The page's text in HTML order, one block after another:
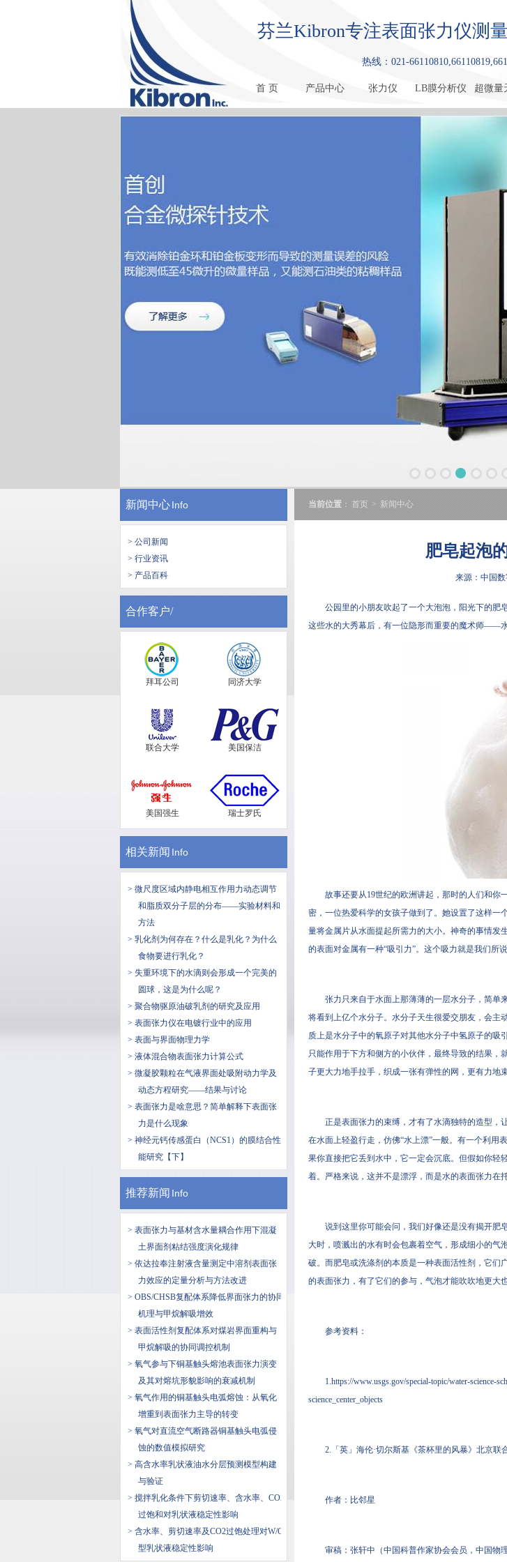
芬兰Kibron专注表面张力仪测
热线：021-
首 页 产品中心 张力仪 LB膜分析仪 超微量
新闻中心Info
> 公司新闻
> 行业资讯
> 产品百科
合作客户/
拜耳公司 同济大学
联合大学 美国保洁
美国强生 瑞士罗氏
相关新闻 Info
> 微尺度区域内静电相互作用力动态调节
和脂质双分子层的分布——实验材料和
方法
> 乳化剂为何存在？什么是乳化？为什么
食物要进行乳化？
> 失重环境下的水滴则会形成一个完美的
圆球，这是为什么呢？
> 聚合物驱原油破乳剂的研究及应用
> 表面张力仪在电镀行业中的应用
> 表面与界面物理力学
> 液体混合物表面张力计算公式
> 微凝胶颗粒在气液界面处吸附动力学及
动态方程研究——结果与讨论
> 表面张力是啥意思？简单解释下表面张
力是什么现象
> 神经元钙传感蛋白（NCS1）的膜结合性
能研究【下】
推荐新闻 Info
> 表面张力与基材含水量耦合作用下混凝
土界面剂粘结强度演化规律
> 依达拉奉注射液含量测定中溶剂表面张
力效应的定量分析与方法改进
> OBS/CHSB复配体系降低界面张力的协同
机理与甲烷解吸增效
> 表面活性剂复配体系对煤岩界面重构与
甲烷解吸的协同调控机制
> 氧气参与下铜基触头熔池表面张力演变
及其对熔坑形貌影响的衰减机制
> 氧气作用的铜基触头电弧熔蚀：从氧化
增重到表面张力主导的转变
> 氧气对直流空气断路器铜基触头电弧侵
蚀的数值模拟研究
> 高含水率乳状液油水分层预测模型构建
与验证
> 搅拌乳化条件下剪切速率、含水率、CO2
过饱和对乳状液稳定性影响
> 含水率、剪切速率及CO2过饱处理对W/O
型乳状液稳定性影响
当前位置 ： 首页 > 新闻中心
肥皂起泡
来源：中国
公园里的小朋友吹起了一个大泡泡，阳光下的肥
这些水的大秀幕后，有一位隐形而重要的魔术师——水
故事还要从19世纪的欧洲讲起，那时的人们和你
密，一位热爱科学的女孩子做到了。她设置了这样一
量将金属片从水面提起所需力的大小。神奇的事情发
的表面对金属有一种“吸引力”。这个吸力就是我们所
张力只来自于水面上那薄薄的一层水分子，简单
将看到上亿个水分子。水分子天生很爱交朋友，会
质上是水分子中的氧原子对其他水分子中氢原子的吸
只能作用于下方和侧方的小伙伴，最终导致的结果
子更大力地手拉手，织成一张有弹性的网，更有力地
正是表面张力的束缚，才有了水滴独特的造型，
在水面上轻盈行走，仿佛“水上漂”一般。有一个利用
果你直接把它丢到水中，它一定会沉底。但假如你轻
着。严格来说，这并不是漂浮，而是水的表面张力在
说到这里你可能会问，我们好像还是没有揭开肥
大时，喷溅出的水有时会包裹着空气，形成细小的
破。而肥皂或洗涤剂的本质是一种表面活性剂，它们
的表面张力，有了它们的参与，气泡才能吹吹地更大也
参考资料：
1.https://www.usgs.gov/special-topic/water-science-
science_center_objects
2.「英」海伦·切尔斯基《茶杯里的风暴》北京联
作者：比邻星
审稿：张轩中（中国科普作家协会会员，中国物